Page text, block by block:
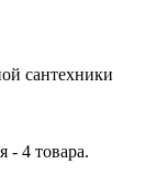
сантехники
- 4 товара.